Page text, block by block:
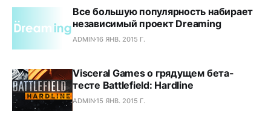
Все большую популярность набирает
независимый проект Dreaming
ADMIN16 ЯНВ. 2015 Г.
Visceral Games о грядущем бета-
тесте Battlefield: Hardline
ADMIN15 ЯНВ. 2015 Г.